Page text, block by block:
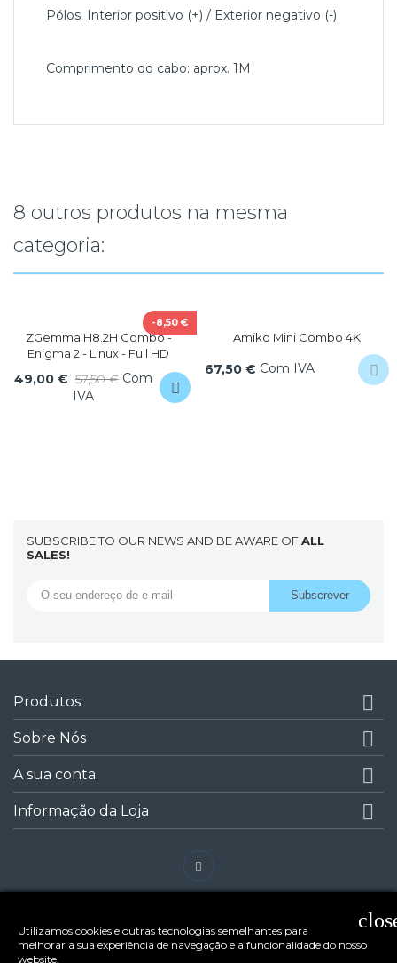
Pólos: Interior positivo (+) / Exterior negativo (-)
Comprimento do cabo: aprox. 1M
8 outros produtos na mesma
categoria:
-8,50 €
ZGemma H8.2H Combo -
Enigma 2 - Linux - Full HD
49,00 € 57,50 €Com
IVA
Amiko Mini Combo 4K
67,50 € Com IVA
SUBSCRIBE TO OUR NEWS AND BE AWARE OFALL
SALES!
Produtos 
Sobre Nós 
A sua conta 
Informação da Loja 
Utilizamos cookies e outras tecnologias semelhantes para
melhorar a sua experiência de navegação e a funcionalidade do nosso
website.